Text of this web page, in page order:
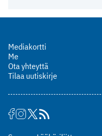
Mediakortti
Me
Ota yhteyttä
Tilaa uutiskirje